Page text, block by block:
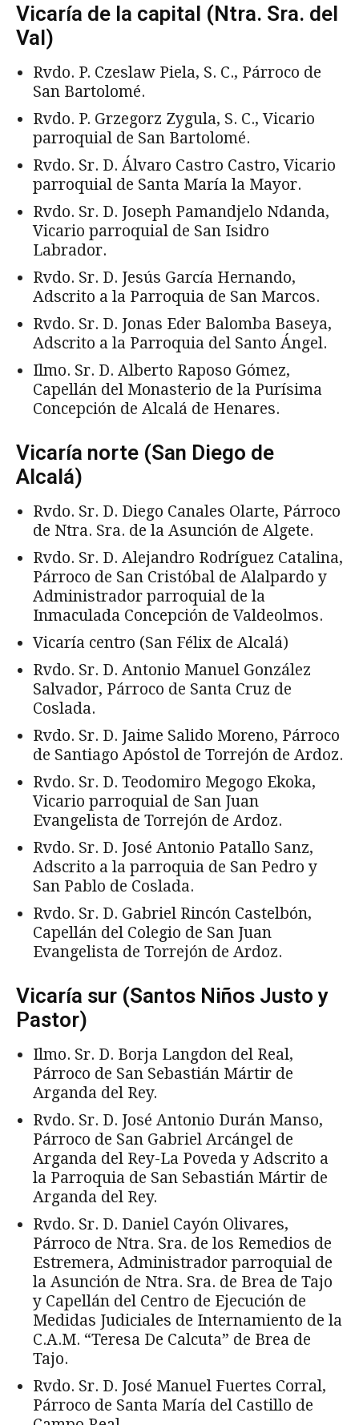
Vicaría de la capital (Ntra. Sra. del
Val)
Rvdo. P. Czeslaw Piela, S. C., Párroco de
San Bartolomé.
Rvdo. P. Grzegorz Zygula, S. C., Vicario
parroquial de San Bartolomé.
Rvdo. Sr. D. Álvaro Castro Castro, Vicario
parroquial de Santa María la Mayor.
Rvdo. Sr. D. Joseph Pamandjelo Ndanda,
Vicario parroquial de San Isidro
Labrador.
Rvdo. Sr. D. Jesús García Hernando,
Adscrito a la Parroquia de San Marcos.
Rvdo. Sr. D. Jonas Eder Balomba Baseya,
Adscrito a la Parroquia del Santo Ángel.
Ilmo. Sr. D. Alberto Raposo Gómez,
Capellán del Monasterio de la Purísima
Concepción de Alcalá de Henares.
Vicaría norte (San Diego de
Alcalá)
Rvdo. Sr. D. Diego Canales Olarte, Párroco
de Ntra. Sra. de la Asunción de Algete.
Rvdo. Sr. D. Alejandro Rodríguez Catalina,
Párroco de San Cristóbal de Alalpardo y
Administrador parroquial de la
Inmaculada Concepción de Valdeolmos.
Vicaría centro (San Félix de Alcalá)
Rvdo. Sr. D. Antonio Manuel González
Salvador, Párroco de Santa Cruz de
Coslada.
Rvdo. Sr. D. Jaime Salido Moreno, Párroco
de Santiago Apóstol de Torrejón de Ardoz.
Rvdo. Sr. D. Teodomiro Megogo Ekoka,
Vicario parroquial de San Juan
Evangelista de Torrejón de Ardoz.
Rvdo. Sr. D. José Antonio Patallo Sanz,
Adscrito a la parroquia de San Pedro y
San Pablo de Coslada.
Rvdo. Sr. D. Gabriel Rincón Castelbón,
Capellán del Colegio de San Juan
Evangelista de Torrejón de Ardoz.
Vicaría sur (Santos Niños Justo y
Pastor)
Ilmo. Sr. D. Borja Langdon del Real,
Párroco de San Sebastián Mártir de
Arganda del Rey.
Rvdo. Sr. D. José Antonio Durán Manso,
Párroco de San Gabriel Arcángel de
Arganda del Rey-La Poveda y Adscrito a
la Parroquia de San Sebastián Mártir de
Arganda del Rey.
Rvdo. Sr. D. Daniel Cayón Olivares,
Párroco de Ntra. Sra. de los Remedios de
Estremera, Administrador parroquial de
la Asunción de Ntra. Sra. de Brea de Tajo
y Capellán del Centro de Ejecución de
Medidas Judiciales de Internamiento de la
C.A.M. “Teresa De Calcuta” de Brea de
Tajo.
Rvdo. Sr. D. José Manuel Fuertes Corral,
Párroco de Santa María del Castillo de